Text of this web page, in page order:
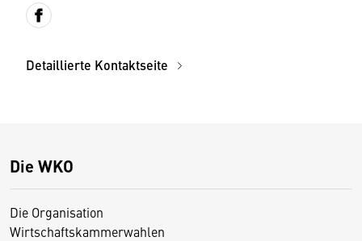
Detaillierte Kontaktseite
Die WKO
Die Organisation
Wirtschaftskammerwahlen